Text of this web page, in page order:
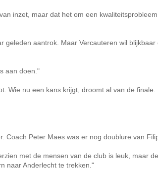
inzet, maar dat het om een
aantrok. Maar Vercauteren wil
aan doen."
Wie nu een kans krijgt, droomt al van de
Peter Maes was er nog doublure van
met de mensen van de club is leuk, maar
naar Anderlecht te trekken."